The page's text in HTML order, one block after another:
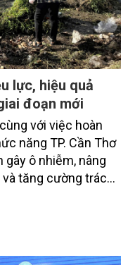
lực, hiệu quả
đoạn mới
với việc hoàn
năng TP. Cần Thơ
ô nhiễm, nâng
tăng cường trách
cho mục tiêu phát